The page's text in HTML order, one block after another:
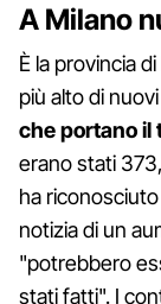
A Milano
È la provincia di
più alto di
che portano il
erano stati
ha
notizia di un
"potrebbero
stati fatti". I